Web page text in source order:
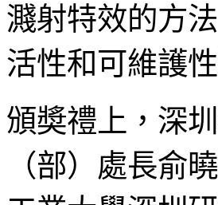
濺射特效的方
活性和可維護
頒奬禮上，深
（部）處長俞